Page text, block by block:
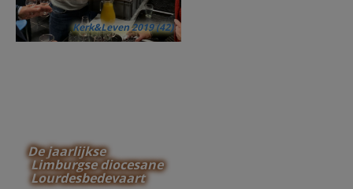
Kerk&Leven 2019 (42)
De jaarlijkse
Limburgse diocesane
Lourdesbedevaart